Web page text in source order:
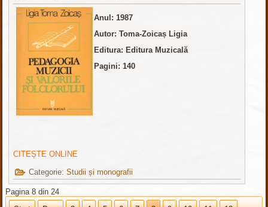
Anul: 1987
Autor: Toma-Zoicaș Ligia
Editura: Editura Muzicală
Pagini: 140
CITEȘTE ONLINE
Categorie:Studii și monografii
Pagina 8 din 24